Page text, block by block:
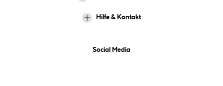
Hilfe & Kontakt
Social Media